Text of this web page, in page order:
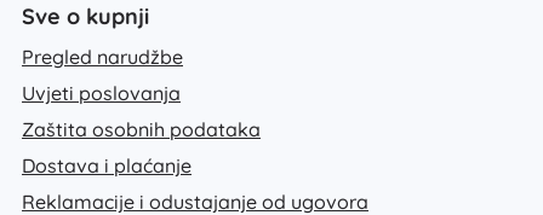
Sve o kupnji
Pregled narudžbe
Uvjeti poslovanja
Zaštita osobnih podataka
Dostava i plaćanje
Reklamacije i odustajanje od ugovora